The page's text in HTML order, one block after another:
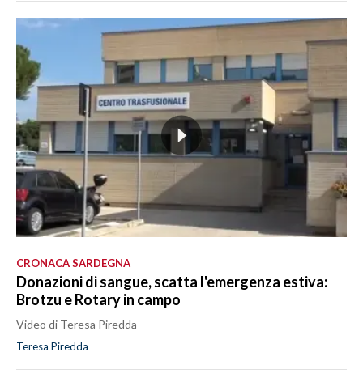
CRONACA SARDEGNA
Donazioni di sangue, scatta l'emergenza estiva:
Brotzu e Rotary in campo
Video di Teresa Piredda
Teresa Piredda